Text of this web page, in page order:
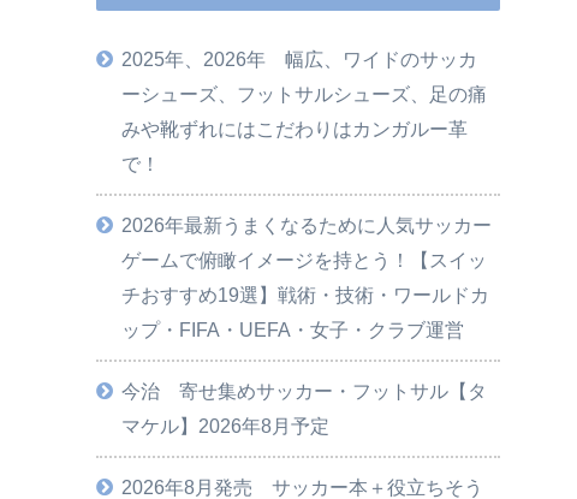
2025年、2026年 幅広、ワイドのサッカ
ーシューズ、フットサルシューズ、足の痛
みや靴ずれにはこだわりはカンガルー革
で！
2026年最新うまくなるために人気サッカー
ゲームで俯瞰イメージを持とう！【スイッ
チおすすめ19選】戦術・技術・ワールドカ
ップ・FIFA・UEFA・女子・クラブ運営
今治 寄せ集めサッカー・フットサル【タ
マケル】2026年8月予定
2026年8月発売 サッカー本＋役立ちそう